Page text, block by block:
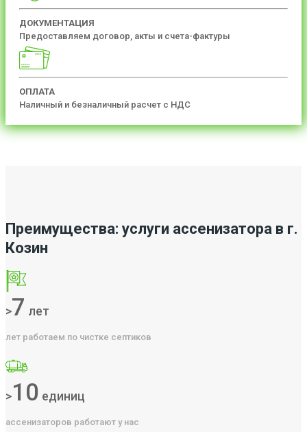
ДОКУМЕНТАЦИЯ
Предоставляем договор, акты и счета-фактуры
ОПЛАТА
Наличный и безналичный расчет с НДС
Преимущества: услуги ассенизатора в г.
Козин
>7 лет
лет работаем по чистке септиков
>10 единиц
ассенизаторов работают у нас